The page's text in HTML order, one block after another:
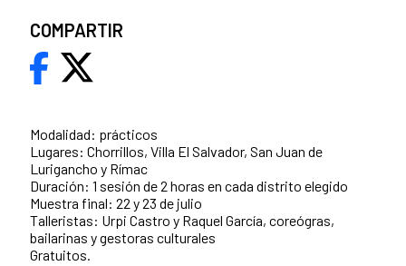
Modalidad: prácticos
Lugares: Chorrillos, Villa El Salvador, San Juan de
Lurigancho y Rímac
Duración: 1 sesión de 2 horas en cada distrito elegido
Muestra final: 22 y 23 de julio
Talleristas: Urpi Castro y Raquel García, coreógras,
bailarinas y gestoras culturales
Gratuitos.
COMPARTIR